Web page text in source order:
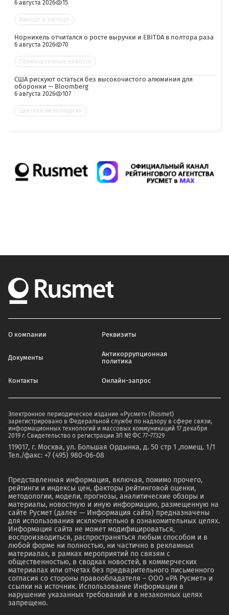
6 августа 2026 15
Импорт и экспорт
Норникель отчитался о росте выручки и EBITDA в полтора раза
6 августа 2026 70
Промышленные новости
США рискуют остаться без высокочистого алюминия для
оборонки — Bloomberg
6 августа 2026 107
Цветная металлургия
О компании Реквизиты
Документы
Антикоррупционная
политика
Контакты Онлайн-запрос
Электронное периодическое издание «Русмет» (Rusmet)
зарегистрировано в Федеральной службе по надзору в сфере связи,
информационных технологий и массовых коммуникаций 17 декабря
2019 г. Свидетельство о регистрации ЭЛ № ФС 77–77329
119017, г. Москва, ул. Большая Ордынка, д. 50 стр 1 ,помещ. 1/1
Тел./факс: +7 (495) 980-06-08
Представленная информация, включая, помимо прочего,
рейтинги и индексы цен, факторы рейтинговой оценки,
методологии, модели, прогнозы, аналитические обзоры и
материалы, новостную и иную информацию, размещенную на
сайте Русмет (далее — Информация сайта) предназначены
для использования исключительно в ознакомительных целях.
Информация сайта не может модифицироваться,
воспроизводиться, распространяться любым способом и в
любой форме ни полностью, ни частично в рекламных
материалах, в рамках мероприятий по связям с
общественностью, в сводках новостей, в коммерческих
материалах или отчетах без предварительного письменного
согласия со стороны правообладателя – ООО «РА Русмет» и
ссылки на источник. Использование Информации в
нарушение указанных требований и в незаконных целях
запрещено.